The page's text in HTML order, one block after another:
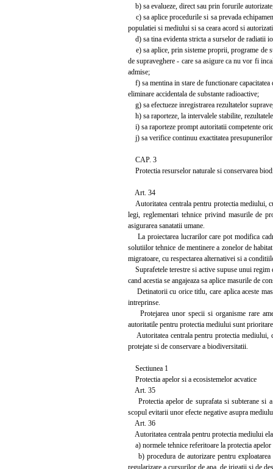
b) sa evalueze, direct sau prin forurile
c) sa aplice procedurile si sa prevada
populatiei si mediului si sa ceara acord si
d) sa tina evidenta stricta a surselor de radiatii
e) sa aplice, prin sisteme proprii, programe de
de supraveghere - care sa asigure ca nu vor fi
admise;
f) sa mentina in stare de functionare
eliminare accidentala de substante radioactive;
g) sa efectueze inregistrarea rezultatelor
h) sa raporteze, la intervalele stabilite,
i) sa raporteze prompt autoritatii competente
j) sa verifice continuu exactitatea
CAP. 3
Protectia resurselor naturale si conservarea
Art. 34
Autoritatea centrala pentru protectia mediului,
legi, reglementari tehnice privind masurile de
asigurarea sanatatii umane.
La proiectarea lucrarilor care pot modifica
solutiilor tehnice de mentinere a zonelor de
migratoare, cu respectarea alternativei si a
Suprafetele terestre si active supuse unui regim
cand acestia se angajeaza sa aplice masurile de
Detinatorii cu orice titlu, care aplica aceste
intreprinse.
Protejarea unor specii si organisme rare
autoritatile pentru protectia mediului sunt
Autoritatea centrala pentru protectia mediului,
protejate si de conservare a biodiversitatii.
Sectiunea 1
Protectia apelor si a ecosistemelor acvatice
Art. 35
Protectia apelor de suprafata si subterane si a
scopul evitarii unor efecte negative asupra
Art. 36
Autoritatea centrala pentru protectia mediului
a) normele tehnice referitoare la protectia
b) procedura de autorizare pentru
regularizare a cursurilor de apa, de irigatii si de